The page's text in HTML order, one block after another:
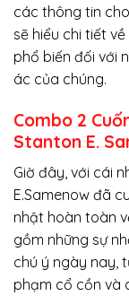
các thông tin
sẽ hiểu chi tiết
phổ biến đối với
ác của chúng.
Combo 2
Stanton E.
Giờ đây, với cái
E.Samenow đã
nhật hoàn toàn
gồm những sự
chú ý ngày nay,
phạm cổ cồn và